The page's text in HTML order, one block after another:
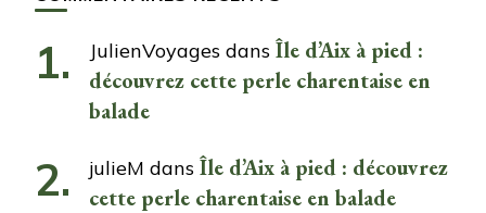
JulienVoyages dans Île d’Aix à pied :
découvrez cette perle charentaise en
balade
julieM dans Île d’Aix à pied : découvrez
cette perle charentaise en balade